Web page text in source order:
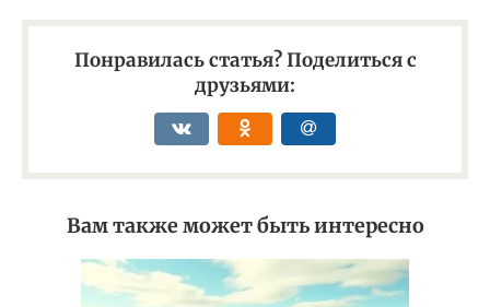
Понравилась статья? Поделиться с
друзьями:
Вам также может быть интересно